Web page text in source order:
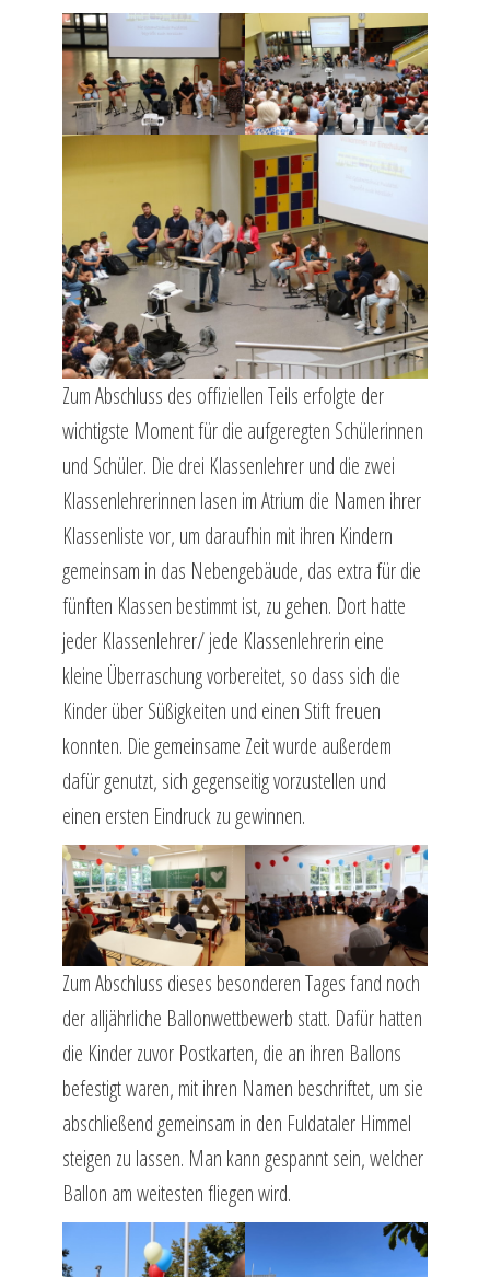
Zum Abschluss des offiziellen Teils erfolgte der
wichtigste Moment für die aufgeregten Schülerinnen
und Schüler. Die drei Klassenlehrer und die zwei
Klassenlehrerinnen lasen im Atrium die Namen ihrer
Klassenliste vor, um daraufhin mit ihren Kindern
gemeinsam in das Nebengebäude, das extra für die
fünften Klassen bestimmt ist, zu gehen. Dort hatte
jeder Klassenlehrer/ jede Klassenlehrerin eine
kleine Überraschung vorbereitet, so dass sich die
Kinder über Süßigkeiten und einen Stift freuen
konnten. Die gemeinsame Zeit wurde außerdem
dafür genutzt, sich gegenseitig vorzustellen und
einen ersten Eindruck zu gewinnen.
Zum Abschluss dieses besonderen Tages fand noch
der alljährliche Ballonwettbewerb statt. Dafür hatten
die Kinder zuvor Postkarten, die an ihren Ballons
befestigt waren, mit ihren Namen beschriftet, um sie
abschließend gemeinsam in den Fuldataler Himmel
steigen zu lassen. Man kann gespannt sein, welcher
Ballon am weitesten fliegen wird.